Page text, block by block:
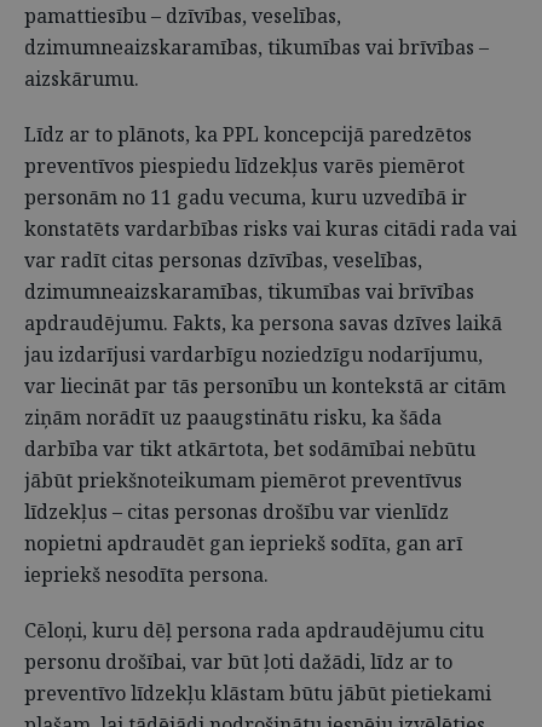
pamattiesību – dzīvības, veselības,
dzimumneaizskaramības, tikumības vai brīvības –
aizskārumu.
Līdz ar to plānots, ka PPL koncepcijā paredzētos
preventīvos piespiedu līdzekļus varēs piemērot
personām no 11 gadu vecuma, kuru uzvedībā ir
konstatēts vardarbības risks vai kuras citādi rada vai
var radīt citas personas dzīvības, veselības,
dzimumneaizskaramības, tikumības vai brīvības
apdraudējumu. Fakts, ka persona savas dzīves laikā
jau izdarījusi vardarbīgu noziedzīgu nodarījumu,
var liecināt par tās personību un kontekstā ar citām
ziņām norādīt uz paaugstinātu risku, ka šāda
darbība var tikt atkārtota, bet sodāmībai nebūtu
jābūt priekšnoteikumam piemērot preventīvus
līdzekļus – citas personas drošību var vienlīdz
nopietni apdraudēt gan iepriekš sodīta, gan arī
iepriekš nesodīta persona.
Cēloņi, kuru dēļ persona rada apdraudējumu citu
personu drošībai, var būt ļoti dažādi, līdz ar to
preventīvo līdzekļu klāstam būtu jābūt pietiekami